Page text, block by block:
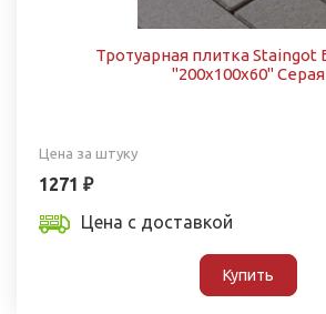
Тротуарная плитка Staingot
"200х100х60" Серая
Цена за штуку
1271 ₽
Цена с доставкой
Купить